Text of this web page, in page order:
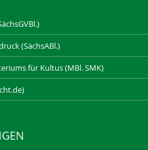
(SächsABl.)
für Kultus (MBl. SMK)